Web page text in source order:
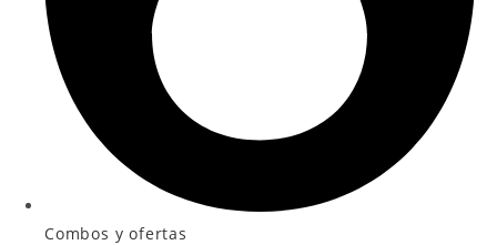
Combos y ofertas